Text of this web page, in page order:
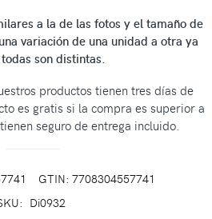
a la de las fotos y el tamaño de
variación de una unidad a otra ya
son distintas.
productos tienen tres días de
es gratis si la compra es superior a
seguro de entrega incluido.
GTIN: 7708304557741
Di0932